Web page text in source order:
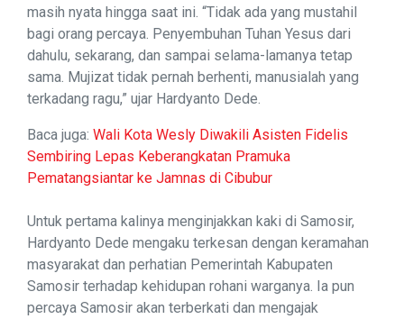
masih nyata hingga saat ini. “Tidak ada yang mustahil
bagi orang percaya. Penyembuhan Tuhan Yesus dari
dahulu, sekarang, dan sampai selama-lamanya tetap
sama. Mujizat tidak pernah berhenti, manusialah yang
terkadang ragu,” ujar Hardyanto Dede.
Baca juga: Wali Kota Wesly Diwakili Asisten Fidelis
Sembiring Lepas Keberangkatan Pramuka
Pematangsiantar ke Jamnas di Cibubur
Untuk pertama kalinya menginjakkan kaki di Samosir,
Hardyanto Dede mengaku terkesan dengan keramahan
masyarakat dan perhatian Pemerintah Kabupaten
Samosir terhadap kehidupan rohani warganya. Ia pun
percaya Samosir akan terberkati dan mengajak